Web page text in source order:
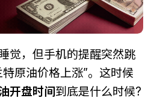
觉，但手机的提醒突然跳
原油价格上涨”。这时候
开盘时间到底是什么时候?